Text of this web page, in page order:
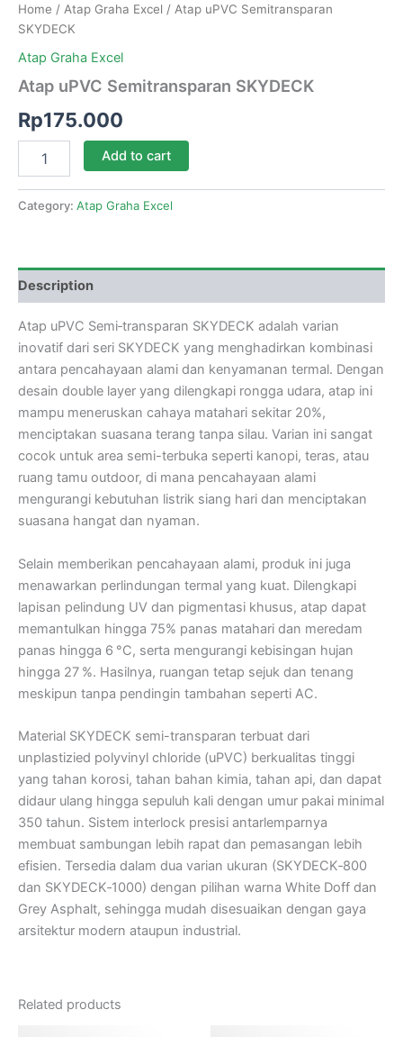
Home / Atap Graha Excel / Atap uPVC Semitransparan
SKYDECK
Atap Graha Excel
Atap uPVC Semitransparan SKYDECK
Rp175.000
Add to cart
Category: Atap Graha Excel
Description
Atap uPVC Semi‑transparan SKYDECK adalah varian
inovatif dari seri SKYDECK yang menghadirkan kombinasi
antara pencahayaan alami dan kenyamanan termal. Dengan
desain double layer yang dilengkapi rongga udara, atap ini
mampu meneruskan cahaya matahari sekitar 20%,
menciptakan suasana terang tanpa silau. Varian ini sangat
cocok untuk area semi-terbuka seperti kanopi, teras, atau
ruang tamu outdoor, di mana pencahayaan alami
mengurangi kebutuhan listrik siang hari dan menciptakan
suasana hangat dan nyaman.
Selain memberikan pencahayaan alami, produk ini juga
menawarkan perlindungan termal yang kuat. Dilengkapi
lapisan pelindung UV dan pigmentasi khusus, atap dapat
memantulkan hingga 75% panas matahari dan meredam
panas hingga 6 °C, serta mengurangi kebisingan hujan
hingga 27 %. Hasilnya, ruangan tetap sejuk dan tenang
meskipun tanpa pendingin tambahan seperti AC.
Material SKYDECK semi-transparan terbuat dari
unplastizied polyvinyl chloride (uPVC) berkualitas tinggi
yang tahan korosi, tahan bahan kimia, tahan api, dan dapat
didaur ulang hingga sepuluh kali dengan umur pakai minimal
350 tahun. Sistem interlock presisi antarlemparnya
membuat sambungan lebih rapat dan pemasangan lebih
efisien. Tersedia dalam dua varian ukuran (SKYDECK‑800
dan SKYDECK‑1000) dengan pilihan warna White Doff dan
Grey Asphalt, sehingga mudah disesuaikan dengan gaya
arsitektur modern ataupun industrial.
Related products